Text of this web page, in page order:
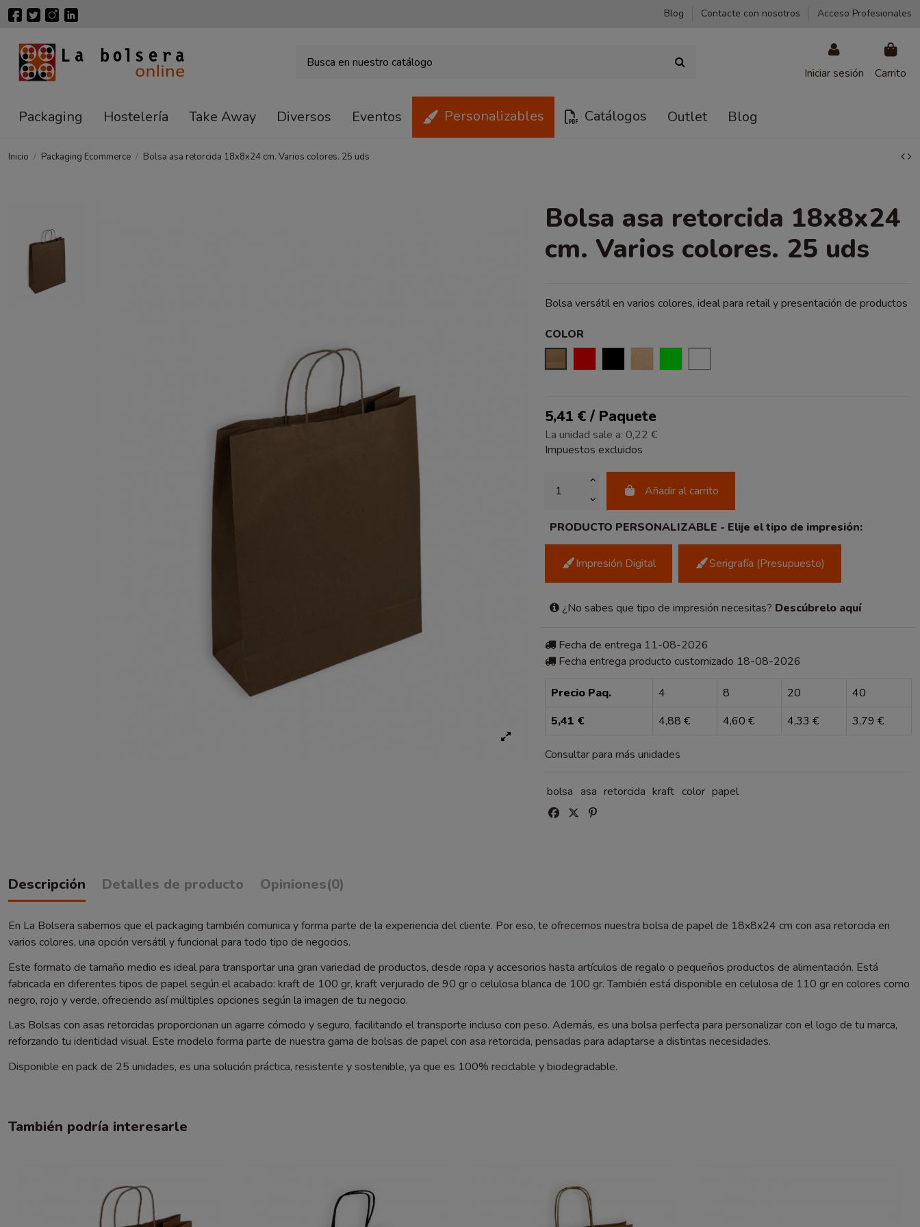
Blog Contacte con nosotros Acceso Profesionales
Iniciar sesión Carrito
Packaging Hostelería Take Away Diversos Eventos Personalizables Catálogos Outlet Blog
Inicio Packaging Ecommerce Bolsa asa retorcida 18x8x24 cm. Varios colores. 25 uds
Bolsa asa retorcida 18x8x24
cm. Varios colores. 25 uds
Bolsa versátil en varios colores, ideal para retail y presentación de productos
COLOR
5,41 € / Paquete
La unidad sale a: 0,22 €
Impuestos excluidos
Añadir al carrito
PRODUCTO PERSONALIZABLE - Elije el tipo de impresión:
Impresión Digital Serigrafía (Presupuesto)
¿No sabes que tipo de impresión necesitas? Descúbrelo aquí
Fecha de entrega 11-08-2026
Fecha entrega producto customizado 18-08-2026
Precio Paq. 4 8 20
40
5,41 €
4,88 € 4,60 € 4,33 € 3,79 €
Consultar para más unidades
bolsa asa retorcida kraft color papel
Descripción Detalles de producto Opiniones(0)
En La Bolsera sabemos que el packaging también comunica y forma parte de la experiencia del cliente. Por eso, te ofrecemos nuestra bolsa de papel de 18x8x24 cm con asa retorcida en
varios colores, una opción versátil y funcional para todo tipo de negocios.
Este formato de tamaño medio es ideal para transportar una gran variedad de productos, desde ropa y accesorios hasta artículos de regalo o pequeños productos de alimentación. Está
fabricada en diferentes tipos de papel según el acabado: kraft de 100 gr, kraft verjurado de 90 gr o celulosa blanca de 100 gr. También está disponible en celulosa de 110 gr en colores como
negro, rojo y verde, ofreciendo así múltiples opciones según la imagen de tu negocio.
Las Bolsas con asas retorcidas proporcionan un agarre cómodo y seguro, facilitando el transporte incluso con peso. Además, es una bolsa perfecta para personalizar con el logo de tu marca,
reforzando tu identidad visual. Este modelo forma parte de nuestra gama de bolsas de papel con asa retorcida, pensadas para adaptarse a distintas necesidades.
Disponible en pack de 25 unidades, es una solución práctica, resistente y sostenible, ya que es 100% reciclable y biodegradable.
También podría interesarle